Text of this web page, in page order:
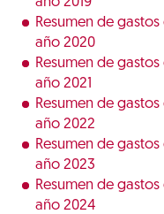
Resumen de
año 2020
Resumen de
año 2021
Resumen de
año 2022
Resumen de
año 2023
Resumen de
año 2024